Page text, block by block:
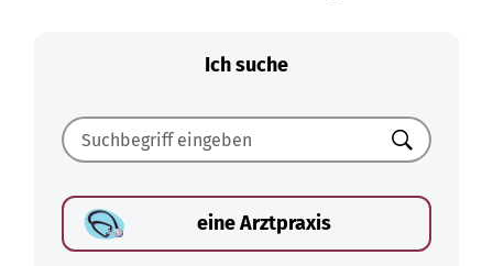
Ich suche
Suchen
eine Arztpraxis